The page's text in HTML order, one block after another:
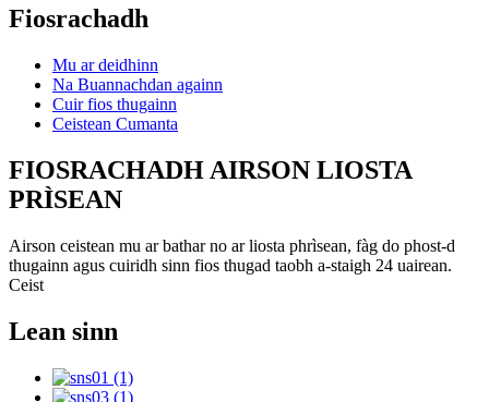
Fiosrachadh
Mu ar deidhinn
Na Buannachdan againn
Cuir fios thugainn
Ceistean Cumanta
FIOSRACHADH AIRSON LIOSTA
PRÌSEAN
Airson ceistean mu ar bathar no ar liosta phrìsean, fàg do phost-d
thugainn agus cuiridh sinn fios thugad taobh a-staigh 24 uairean.
Ceist
Lean sinn